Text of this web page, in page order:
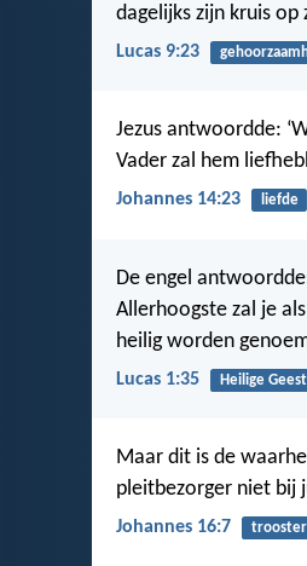
dagelijks zijn kruis op
Lucas 9:23
Jezus antwoordde:
Vader zal hem
Johannes 14:23 liefde
De engel
Allerhoogste zal je
heilig worden
Lucas 1:35 Heilige Geest
Maar dit is de
pleitbezorger niet bij
Johannes 16:7 trooster